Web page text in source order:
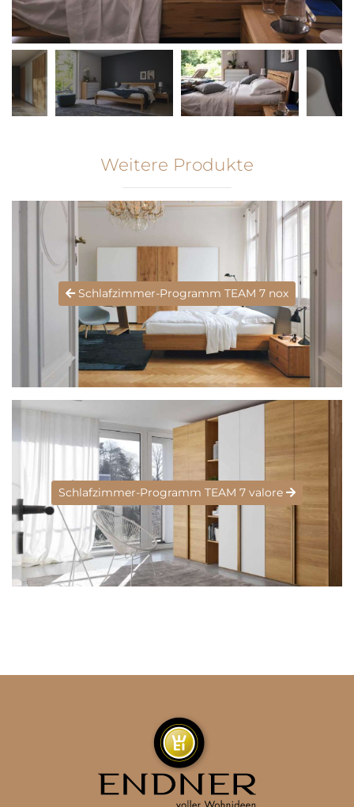
Weitere Produkte
Schlafzimmer-Programm TEAM 7 nox
Schlafzimmer-Programm TEAM 7 valore